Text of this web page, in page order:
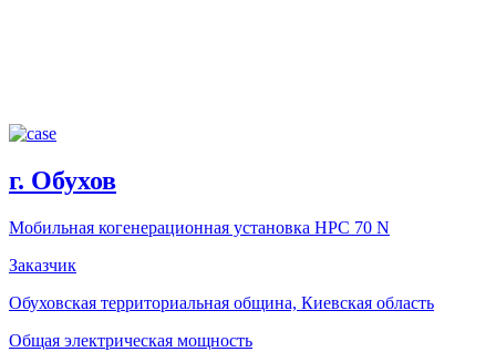
г. Обухов
Мобильная когенерационная установка HPC 70 N
Заказчик
Обуховская территориальная община, Киевская область
Общая электрическая мощность